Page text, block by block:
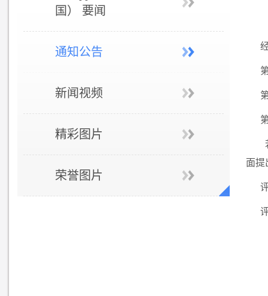
国） 要闻
通知公告
新闻视频
精彩图片
荣誉图片
面提